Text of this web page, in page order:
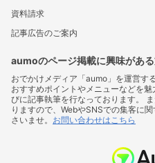
資料請求
記事広告のご案内
aumoのページ掲載に興味があ
おでかけメディア「aumo」を運営す
おすすめポイントやメニューなどを
びに記事執筆を行なっております。
りますので、WebやSNSでの集客に
さいませ。 お問い合わせはこちら